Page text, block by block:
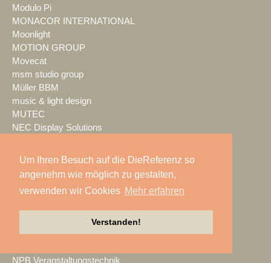
Um Ihren Besuch auf die DieReferenz so
angenehm wie möglich zu gestalten,
verwenden wir Cookies Mehr erfahren
Verstanden!
Modulo Pi
MONACOR INTERNATIONAL
Moonlight
MOTION GROUP
Movecat
msm studio group
Müller BBM
music & light design
MUTEC
NEC Display Solutions
Neumann&Müller
Nexo
NicLen
nobeo
NPB Veranstaltungstechnik